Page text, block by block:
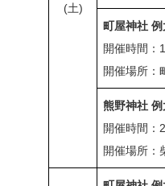
(土)
町屋神社 例
開催時間：
開催場所：
熊野神社 例
開催時間：
開催場所：